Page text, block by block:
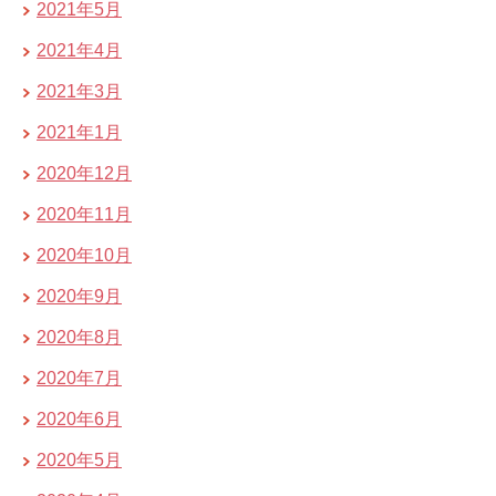
2021年5月
2021年4月
2021年3月
2021年1月
2020年12月
2020年11月
2020年10月
2020年9月
2020年8月
2020年7月
2020年6月
2020年5月